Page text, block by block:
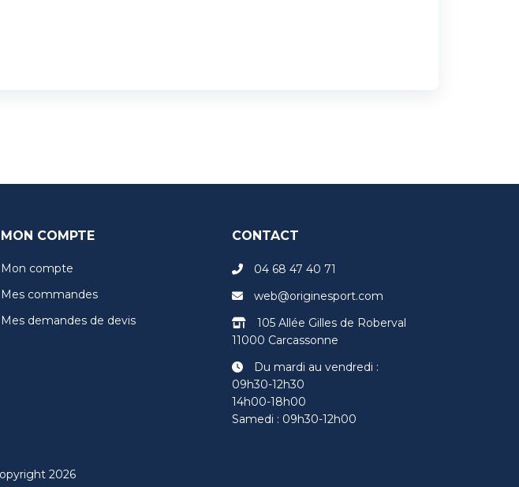
MON COMPTE
Mon compte
Mes commandes
Mes demandes de devis
CONTACT
04 68 47 40 71
web@originesport.com
105 Allée Gilles de Roberval
11000 Carcassonne
Du mardi au vendredi :
09h30-12h30
14h00-18h00
Samedi : 09h30-12h00
2026